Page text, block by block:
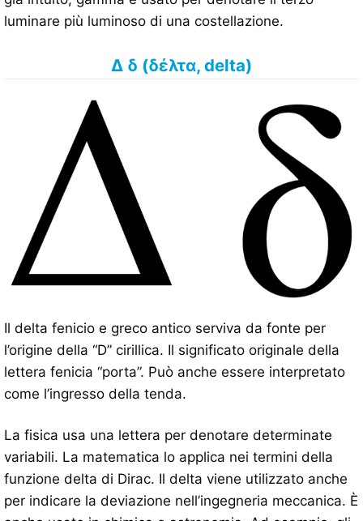
luminare più luminoso di una costellazione.
Δ δ (δέλτα, delta)
Il delta fenicio e greco antico serviva da fonte per
l’origine della “D” cirillica. Il significato originale della
lettera fenicia “porta”. Può anche essere interpretato
come l’ingresso della tenda.
La fisica usa una lettera per denotare determinate
variabili. La matematica lo applica nei termini della
funzione delta di Dirac. Il delta viene utilizzato anche
per indicare la deviazione nell’ingegneria meccanica. È